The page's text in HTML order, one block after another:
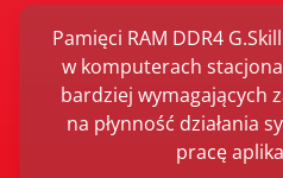
Pamięci RAM DDR4
w komputerach
bardziej wymagających
na płynność działania
pracę